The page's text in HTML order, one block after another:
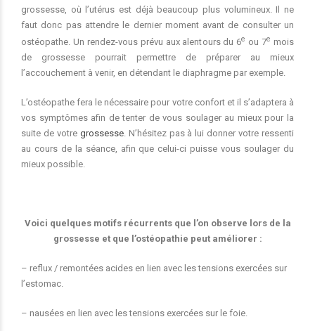
grossesse, où l’utérus est déjà beaucoup plus volumineux. Il ne
faut donc pas attendre le dernier moment avant de consulter un
ostéopathe. Un rendez-vous prévu aux alentours du 6e ou 7e mois
de grossesse pourrait permettre de préparer au mieux
l’accouchement à venir, en détendant le diaphragme par exemple.
L’ostéopathe fera le nécessaire pour votre confort et il s’adaptera à
vos symptômes afin de tenter de vous soulager au mieux pour la
suite de votre grossesse. N’hésitez pas à lui donner votre ressenti
au cours de la séance, afin que celui-ci puisse vous soulager du
mieux possible.
Voici quelques motifs récurrents que l’on observe lors de la
grossesse et que l’ostéopathie peut améliorer :
– reflux / remontées acides en lien avec les tensions exercées sur
l’estomac.
– nausées en lien avec les tensions exercées sur le foie.